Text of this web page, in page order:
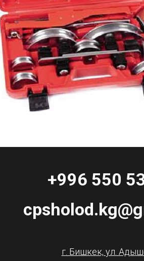
+996 550
г. Бишкек, ул.